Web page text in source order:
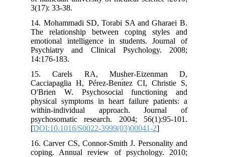
14. Mohammadi SD, Torabi SA and
The relationship between coping
emotional intelligence in students.
Psychiatry and Clinical
15. Carels RA, Musher-
Cacciapaglia H, Pérez-Benı́tez CI,
O'Brien W. Psychosocial
physical symptoms in heart failure
within-individual approach.
psychosomatic research. 2004;
[DOI:10.1016/S0022-3999(03)00041-2
16. Carver CS, Connor-Smith J.
coping. Annual review of